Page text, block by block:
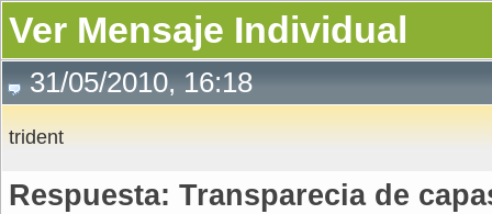
Ver Mensaje Individual
31/05/2010, 16:18
trident
Respuesta: Transparecia de